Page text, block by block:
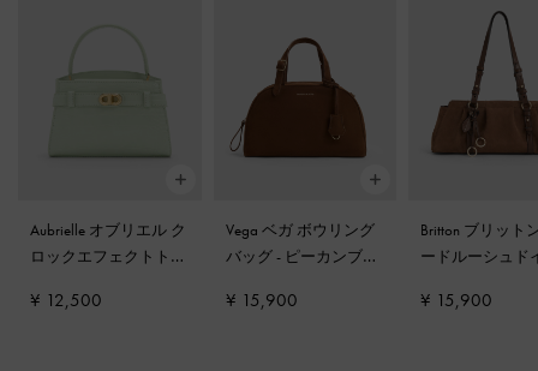
Aubrielle オブリエル ク
ロックエフェクトトッ
ントグリーン
¥ 12,500
Vega ベガ ボウリング
バッグ- ピーカンブラ
¥ 15,900
Britton ブリット
ードルーシュド
グ -モカブラウ
¥ 15,900